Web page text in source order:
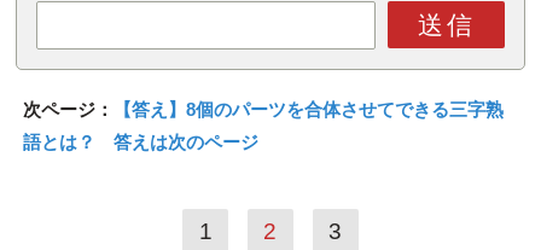
送信
次ページ：
【答え】8個のパーツを合体させてできる三字熟
語とは？ 答えは次のページ
1 2 3